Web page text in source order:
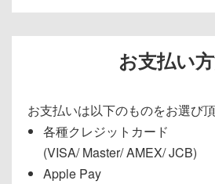
お支払い
お支払いは以下のものをお選び頂
各種クレジットカード
(VISA/ Master/ AMEX/ JCB)
Apple Pay